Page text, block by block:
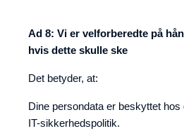
Ad 8: Vi er velforberedte på
hvis dette skulle ske
Det betyder, at:
Dine persondata er beskyttet
IT-sikkerhedspolitik.